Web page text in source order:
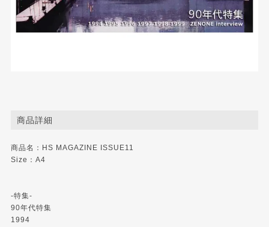
商品詳細
商品名：HS MAGAZINE ISSUE11
Size：A4
-特集-
90年代特集
1994